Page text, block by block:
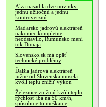
Alza nasadila dve novinky,
jednu užitočnú a jednu
kontroverznú
Maďarsko jadrovú elektráreň
nakoniec kompletne
neodstavilo, Rumunsko mení
tok Dunaja
Slovensko.sk má opäť
technické problémy
Ďalšia jadrová elektráreň
južne od Slovenska musela
kvôli teplu znížiť výkon
Železnice znižujú kvôli teplu
rýchlosť iba na 50 km/h,
spôsobuje to meškanie